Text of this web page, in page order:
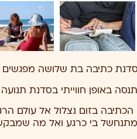
כתיבה בת שלושה מפגשים
באופן חווייתי בסדנת
בזום נצלול אל עולם
בי כרגע ואל מה